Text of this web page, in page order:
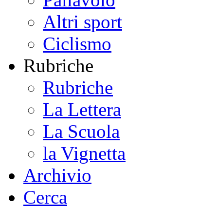
Altri sport
Ciclismo
Rubriche
Rubriche
La Lettera
La Scuola
la Vignetta
Archivio
Cerca